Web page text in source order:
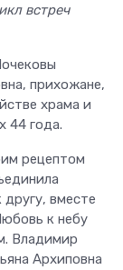
встреч
прихожане,
храма и
44 года.
рецептом
другу, вместе
к небу
Владимир
Архиповна